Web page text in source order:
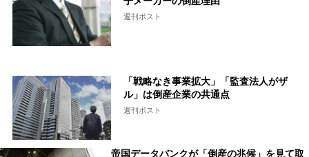
週刊ポスト
「戦略なき事業拡大」「監査法人がザ
ル」は倒産企業の共通点
週刊ポスト
帝国データバンクが「倒産の兆候」を見て取